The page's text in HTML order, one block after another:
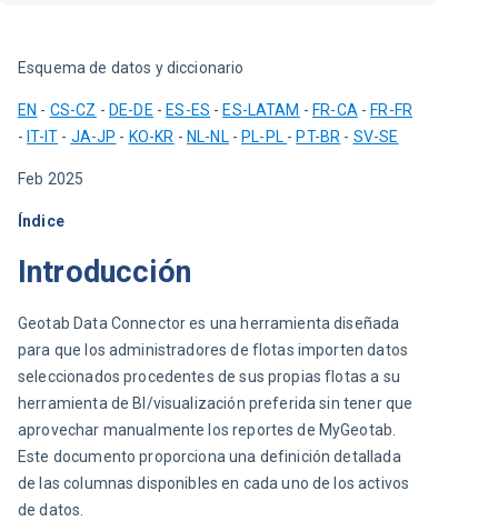
Esquema de datos y diccionario
EN - CS-CZ - DE-DE - ES-ES - ES-LATAM - FR-CA - FR-FR
- IT-IT - JA-JP - KO-KR - NL-NL - PL-PL - PT-BR - SV-SE
Feb 2025
Índice
Introducción
Geotab Data Connector es una herramienta diseñada
para que los administradores de flotas importen datos
seleccionados procedentes de sus propias flotas a su
herramienta de BI/visualización preferida sin tener que
aprovechar manualmente los reportes de MyGeotab.
Este documento proporciona una definición detallada
de las columnas disponibles en cada uno de los activos
de datos.